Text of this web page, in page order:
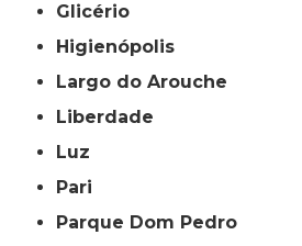
Glicério
Higienópolis
Largo do Arouche
Liberdade
Luz
Pari
Parque Dom Pedro